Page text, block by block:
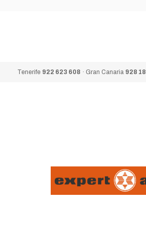
Tenerife 922 623 608 · Gran Canaria 928